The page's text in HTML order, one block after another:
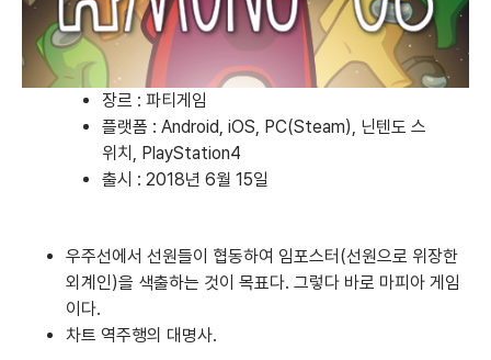
장르 : 파티게임
플랫폼 : Android iOS PC(Steam) 닌텐도 스
위치
PlayStation4
출시 : 2018년 6월 15일
우주선에서 선원들이 협동하여 임포스터(선원으로 위장한
외계인)을 색출하는 것이 목표다. 그렇다 바로 마피아 게임
이다.
차트 역주행의 대명사.